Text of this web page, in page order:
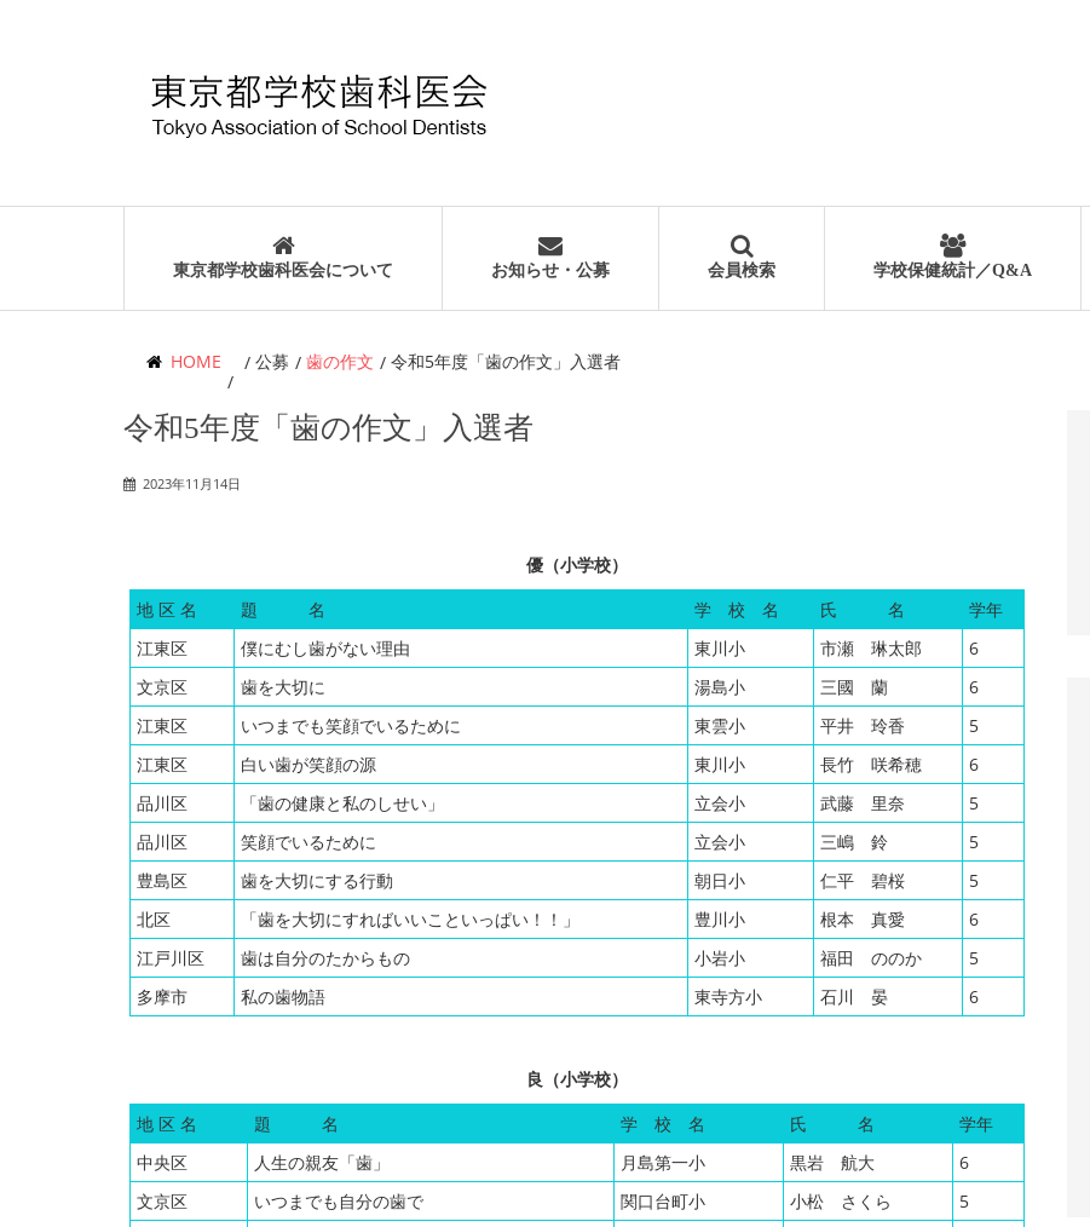
東京都学校歯科医会について お知らせ・公募 会員検索 学校保健統計／Q&A
HOME 公募 歯の作文 令和5年度「歯の作文」入選者
令和5年度「歯の作文」入選者
2023年11月14日
優（小学校）
地 区 名
題 名 学 校 名 氏 名
学年
江東区
僕にむし歯がない理由 東川小 市瀬 琳太郎
6
文京区
歯を大切に 湯島小 三國 蘭
6
江東区
いつまでも笑顔でいるために 東雲小 平井 玲香
5
江東区
白い歯が笑顔の源 東川小 長竹 咲希穂
6
品川区
「歯の健康と私のしせい」 立会小 武藤 里奈
5
品川区
笑顔でいるために 立会小 三嶋 鈴
5
豊島区
歯を大切にする行動 朝日小 仁平 碧桜
5
北区
「歯を大切にすればいいこといっぱい！！」 豊川小 根本 真愛
6
江戸川区
歯は自分のたからもの 小岩小 福田 ののか
5
多摩市
私の歯物語 東寺方小 石川 晏 6
良（小学校）
地 区 名
題 名 学 校 名 氏 名
学年
中央区
人生の親友「歯」 月島第一小 黒岩 航大
6
文京区
いつまでも自分の歯で 関口台町小 小松 さくら
5